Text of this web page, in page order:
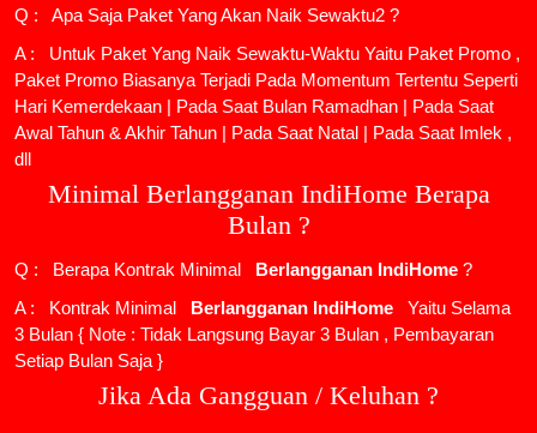
Q : Apa Saja Paket Yang Akan Naik Sewaktu2 ?
A : Untuk Paket Yang Naik Sewaktu-Waktu Yaitu Paket Promo ,
Paket Promo Biasanya Terjadi Pada Momentum Tertentu Seperti
Hari Kemerdekaan | Pada Saat Bulan Ramadhan | Pada Saat
Awal Tahun & Akhir Tahun | Pada Saat Natal | Pada Saat Imlek ,
dll
Minimal Berlangganan IndiHome Berapa
Bulan ?
Q : Berapa Kontrak Minimal Berlangganan IndiHome ?
A : Kontrak Minimal
Berlangganan IndiHome
Yaitu Selama
3 Bulan { Note : Tidak Langsung Bayar 3 Bulan , Pembayaran
Setiap Bulan Saja }
Jika Ada Gangguan / Keluhan ?